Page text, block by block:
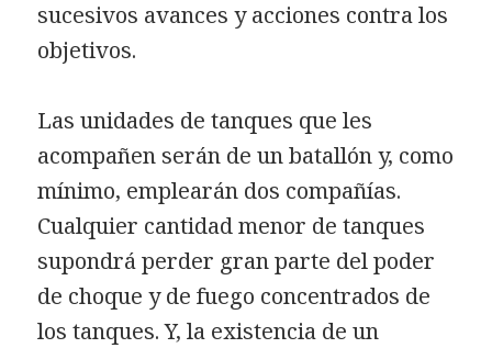
sucesivos avances y acciones contra los
objetivos.
Las unidades de tanques que les
acompañen serán de un batallón y, como
mínimo, emplearán dos compañías.
Cualquier cantidad menor de tanques
supondrá perder gran parte del poder
de choque y de fuego concentrados de
los tanques. Y, la existencia de un